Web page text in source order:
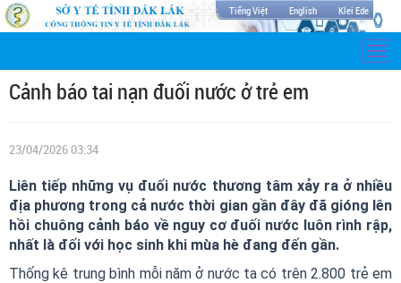
Tiếng Việt English Klei Ede
Cảnh báo tai nạn đuối nước ở trẻ em
23/04/2026 03:34
Liên tiếp những vụ đuối nước thương tâm xảy ra ở nhiều
địa phương trong cả nước thời gian gần đây đã gióng lên
hồi chuông cảnh báo về nguy cơ đuối nước luôn rình rập,
nhất là đối với học sinh khi mùa hè đang đến gần.
Thống kê trung bình mỗi năm ở nước ta có trên 2.800 trẻ em